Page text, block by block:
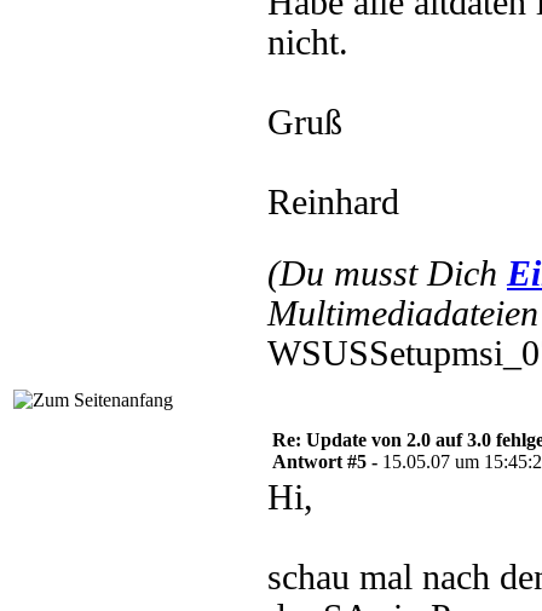
nicht.
Gruß
Reinhard
(Du musst Dich
Re: Update von 2.0 auf 3.0
Antwort #5 - 15.05.07 um
Hi,
schau mal nach